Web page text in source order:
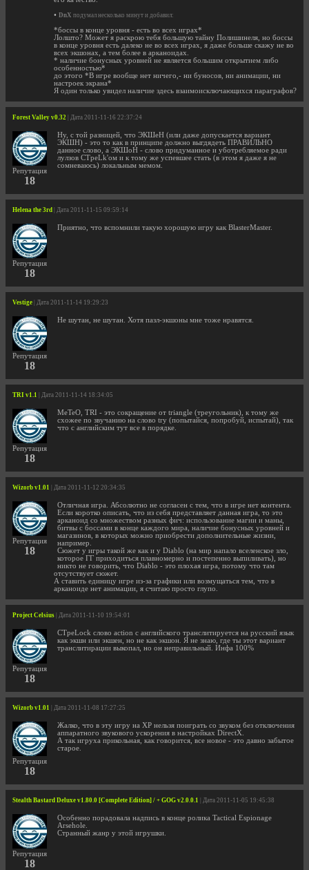
• DnX подумал несколько минут и добавил:
*боссы в конце уровня - есть во всех играх*
Лолшто? Может я раскрою тебя большую тайну Полишинеля, но боссы
в конце уровня есть далеко не во всех играх, я даже больше скажу не во
всех экшонах, а тем более в арканоидах.
* наличие бонусных уровней не является большим открытием либо
особенностью*
до этого *В игре вообще нет ничего,- ни буносов, ни анимации, ни
настроек экрана*
Я один только увидел наличие здесь взаимоисключающихся параграфов?
Forest Valley v0.32 | Дата 2011-11-16 22:37:24
Репутация
18
Ну, с той разницей, что ЭКШеН (или даже допускается вариант
ЭКШН) - это то как в принципе должно выгдядеть ПРАВИЛЬНО
данное слово, а ЭКШоН - слово придуманное и уботребляемое ради
лулзов СТреLk'ом и к тому же успевшее стать (в этом я даже я не
сомневаюсь) локальным мемом.
Helena the 3rd | Дата 2011-11-15 09:59:14
Репутация
18
Приятно, что вспомнили такую хорошую игру как BlasterMaster.
Vestige | Дата 2011-11-14 19:29:23
Репутация
18
Не шутан, не шутан. Хотя пазл-экшоны мне тоже нравятся.
TRI v1.1 | Дата 2011-11-14 18:34:05
Репутация
18
MeTeO, TRI - это сокращение от triangle (треугольник), к тому же
схожее по звучанию на слово try (попытайся, попробуй, испытай), так
что с английским тут все в порядке.
Wizorb v1.01 | Дата 2011-11-12 20:34:35
Репутация
18
Отличная игра. Абсолютно не согласен с тем, что в игре нет контента.
Если коротко описать, что из себя представляет данная игра, то это
арканоид со множеством разных фич: использование магии и маны,
битвы с боссами в конце каждого мира, наличие бонусных уровней и
магазинов, в которых можно приобрести дополнительные жизни,
например.
Сюжет у игры такой же как и у Diablo (на мир напало вселенское зло,
которое ГГ приходиться плавномерно и постепенно выпиливать), но
никто не говорить, что Diablo - это плохая игра, потому что там
отсутствует сюжет.
А ставить единицу игре из-за графики или возмущаться тем, что в
арканоиде нет анимации, я считаю просто глупо.
Project Celsius | Дата 2011-11-10 19:54:01
Репутация
18
CTpeLock слово action с английского транслитируется на русский язык
как экшн или экшен, но не как экшон. Я не знаю, где ты этот вариант
транслитирации выкопал, но он неправильный. Инфа 100%
Wizorb v1.01 | Дата 2011-11-08 17:27:25
Репутация
18
Жалко, что в эту игру на XP нельзя поиграть со звуком без отключения
аппаратного звукового ускорения в настройках DirectX.
А так игруха прикольная, как говорится, все новое - это давно забытое
старое.
Stealth Bastard Deluxe v1.80.0 [Complete Edition] / + GOG v2.0.0.1 | Дата 2011-11-05 19:45:38
Репутация
18
Особенно порадовала надпись в конце ролика Tactical Espionage
Arsehole.
Странный жанр у этой игрушки.